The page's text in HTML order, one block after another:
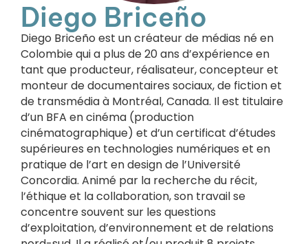
Diego Briceño
Diego Briceño est un créateur de médias né en
Colombie qui a plus de 20 ans d’expérience en
tant que producteur, réalisateur, concepteur et
monteur de documentaires sociaux, de fiction et
de transmédia à Montréal, Canada. Il est titulaire
d’un BFA en cinéma (production
cinématographique) et d’un certificat d’études
supérieures en technologies numériques et en
pratique de l’art en design de l’Université
Concordia. Animé par la recherche du récit,
l’éthique et la collaboration, son travail se
concentre souvent sur les questions
d’exploitation, d’environnement et de relations